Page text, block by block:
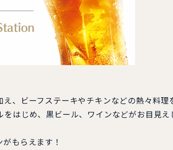
、ビーフステーキやチキンなどの熱々料理
はじめ、黒ビール、ワインなどがお目見え
もらえます！